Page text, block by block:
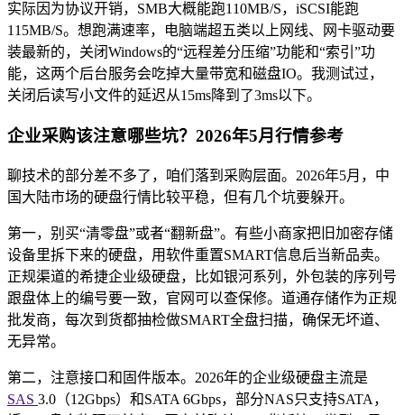
实际因为协议开销，SMB大概能跑110MB/S，iSCSI能跑
115MB/S。想跑满速率，电脑端超五类以上网线、网卡驱动要
装最新的，关闭Windows的“远程差分压缩”功能和“索引”功
能，这两个后台服务会吃掉大量带宽和磁盘IO。我测试过，
关闭后读写小文件的延迟从15ms降到了3ms以下。
企业采购该注意哪些坑？2026年5月行情参考
聊技术的部分差不多了，咱们落到采购层面。2026年5月，中
国大陆市场的硬盘行情比较平稳，但有几个坑要躲开。
第一，别买“清零盘”或者“翻新盘”。有些小商家把旧加密存储
设备里拆下来的硬盘，用软件重置SMART信息后当新品卖。
正规渠道的希捷企业级硬盘，比如银河系列，外包装的序列号
跟盘体上的编号要一致，官网可以查保修。道通存储作为正规
批发商，每次到货都抽检做SMART全盘扫描，确保无坏道、
无异常。
第二，注意接口和固件版本。2026年的企业级硬盘主流是
SAS 3.0（12Gbps）和SATA 6Gbps，部分NAS只支持SATA，